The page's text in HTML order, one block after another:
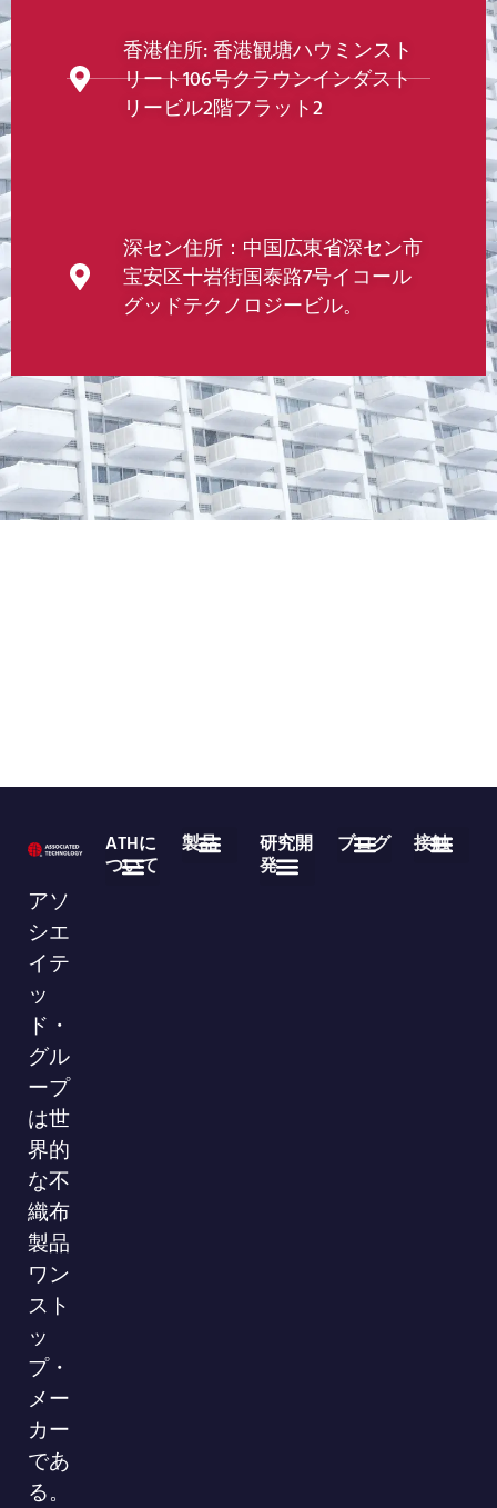
香港住所: 香港観塘ハウミンスト
リート106号クラウンインダスト
リービル2階フラット2
深セン住所：中国広東省深セン市
宝安区十岩街国泰路7号イコール
グッドテクノロジービル。
アソ
シエ
イテ
ッ
ド・
グル
ープ
は世
界的
な不
織布
製品
ワン
スト
ッ
プ・
メー
カー
であ
る。
ATHに
ついて
製品
研究開
発
ブログ 接触